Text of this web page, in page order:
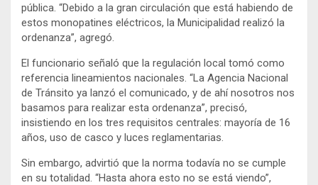
pública. “Debido a la gran circulación que está habiendo de
estos monopatines eléctricos, la Municipalidad realizó la
ordenanza”, agregó.
El funcionario señaló que la regulación local tomó como
referencia lineamientos nacionales. “La Agencia Nacional
de Tránsito ya lanzó el comunicado, y de ahí nosotros nos
basamos para realizar esta ordenanza”, precisó,
insistiendo en los tres requisitos centrales: mayoría de 16
años, uso de casco y luces reglamentarias.
Sin embargo, advirtió que la norma todavía no se cumple
en su totalidad. “Hasta ahora esto no se está viendo”,